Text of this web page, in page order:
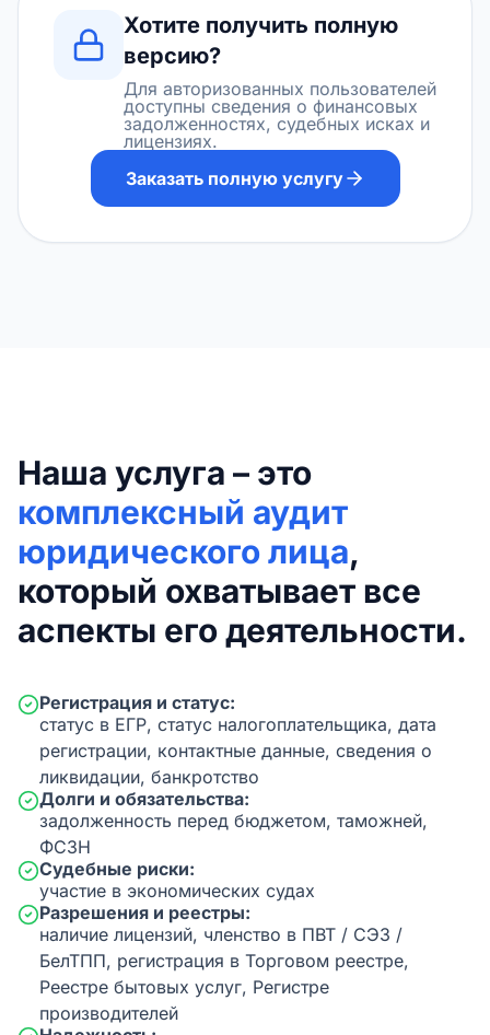
Хотите получить полную
версию?
Для авторизованных пользователей
доступны сведения о финансовых
задолженностях, судебных исках и
лицензиях.
Заказать полную услугу
Наша услуга – это
комплексный аудит
юридического лица,
который охватывает все
аспекты его деятельности.
Регистрация и статус:
статус в ЕГР, статус налогоплательщика, дата
регистрации, контактные данные, сведения о
ликвидации, банкротство
Долги и обязательства:
задолженность перед бюджетом, таможней,
ФСЗН
Судебные риски:
участие в экономических судах
Разрешения и реестры:
наличие лицензий, членство в ПВТ / СЭЗ /
БелТПП, регистрация в Торговом реестре,
Реестре бытовых услуг, Регистре
производителей